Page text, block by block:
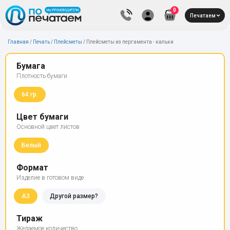
0
Печатаем
Главная / Печать/ Плейсметы / Плейсметы из пергамента - кальки
Бумага
Плотность бумаги
64 гр.
Цвет бумаги
Основной цвет листов
Белый
Формат
Изделие в готовом виде
А3 Другой размер?
Тираж
Желаемое количество